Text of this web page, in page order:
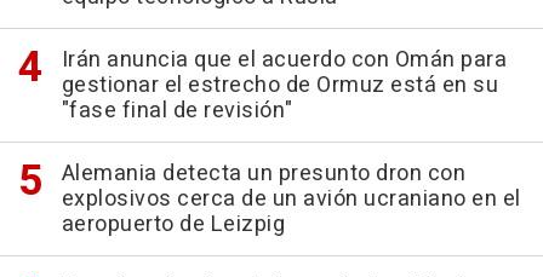
Irán anuncia que el acuerdo con Omán para
gestionar el estrecho de Ormuz está en su
"fase final de revisión"
Alemania detecta un presunto dron con
explosivos cerca de un avión ucraniano en el
aeropuerto de Leizpig